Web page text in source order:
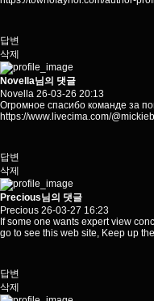
답변
삭제
Novella님의 댓글
Novella 26-03-26 20:13
Огромное спасибо команде за
https://www.livecima.com/
답변
삭제
Precious님의 댓글
Precious 26-03-27 16:23
If some one wants expert view
go to see this web site, Keep up
답변
삭제